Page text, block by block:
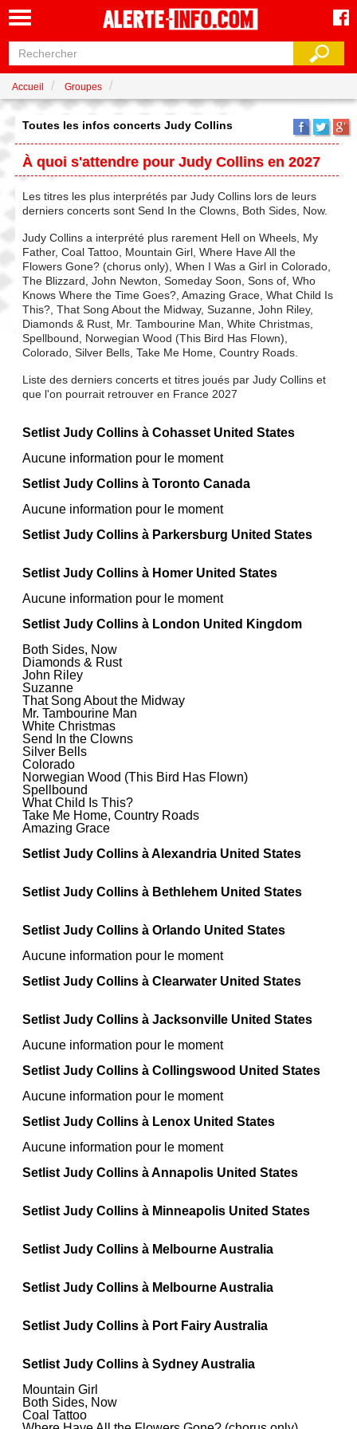
Accueil Groupes
Toutes les infos concerts Judy Collins
À quoi s'attendre pour Judy Collins en 2027
Les titres les plus interprétés par Judy Collins lors de leurs
derniers concerts sont Send In the Clowns, Both Sides, Now.
Judy Collins a interprété plus rarement Hell on Wheels, My
Father, Coal Tattoo, Mountain Girl, Where Have All the
Flowers Gone? (chorus only), When I Was a Girl in Colorado,
The Blizzard, John Newton, Someday Soon, Sons of, Who
Knows Where the Time Goes?, Amazing Grace, What Child Is
This?, That Song About the Midway, Suzanne, John Riley,
Diamonds & Rust, Mr. Tambourine Man, White Christmas,
Spellbound, Norwegian Wood (This Bird Has Flown),
Colorado, Silver Bells, Take Me Home, Country Roads.
Liste des derniers concerts et titres joués par Judy Collins et
que l'on pourrait retrouver en France 2027
Setlist Judy Collins à Cohasset United States
Aucune information pour le moment
Setlist Judy Collins à Toronto Canada
Aucune information pour le moment
Setlist Judy Collins à Parkersburg United States
Setlist Judy Collins à Homer United States
Aucune information pour le moment
Setlist Judy Collins à London United Kingdom
Both Sides, Now
Diamonds & Rust
John Riley
Suzanne
That Song About the Midway
Mr. Tambourine Man
White Christmas
Send In the Clowns
Silver Bells
Colorado
Norwegian Wood (This Bird Has Flown)
Spellbound
What Child Is This?
Take Me Home, Country Roads
Amazing Grace
Setlist Judy Collins à Alexandria United States
Setlist Judy Collins à Bethlehem United States
Setlist Judy Collins à Orlando United States
Aucune information pour le moment
Setlist Judy Collins à Clearwater United States
Setlist Judy Collins à Jacksonville United States
Aucune information pour le moment
Setlist Judy Collins à Collingswood United States
Aucune information pour le moment
Setlist Judy Collins à Lenox United States
Aucune information pour le moment
Setlist Judy Collins à Annapolis United States
Setlist Judy Collins à Minneapolis United States
Setlist Judy Collins à Melbourne Australia
Setlist Judy Collins à Melbourne Australia
Setlist Judy Collins à Port Fairy Australia
Setlist Judy Collins à Sydney Australia
Mountain Girl
Both Sides, Now
Coal Tattoo